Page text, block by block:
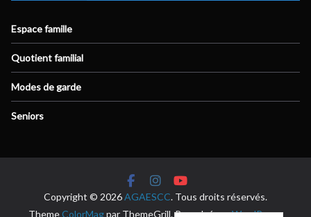
Espace famille
Quotient familial
Modes de garde
Seniors
Copyright © 2026AGAESCC. Tous droits réservés.
ThemeColorMagpar ThemeGrill. Propulsé parWordPress.